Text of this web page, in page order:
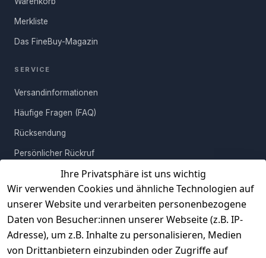
Lieblingsstück erweist sich als strapazierfähig und trägt bis zu
200 Kilogramm auf seinem starken Rücken. Testen Sie die
Gespräch ein. Da schießen amüsante Streiche aus der Schulzeit
Und jetzt lieben Sie ihn doch, den guten alten Springbock!
Ihre Privatsphäre ist uns wichtig
Wir verwenden Cookies und ähnliche Technologien auf
unserer Website und verarbeiten personenbezogene
Daten von Besucher:innen unserer Webseite (z.B. IP-
Adresse), um z.B. Inhalte zu personalisieren, Medien
von Drittanbietern einzubinden oder Zugriffe auf
Merkliste
Das FineBuy-Magazin
SERVICE
Versandinformationen
Häufige Fragen (FAQ)
Rücksendung
Persönlicher Rückruf
Erfahrungen
Vertrag widerrufen
INFORMATIONEN